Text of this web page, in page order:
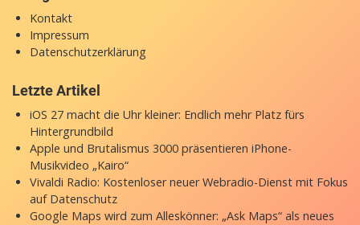
Kontakt
Impressum
Datenschutzerklärung
Letzte Artikel
iOS 27 macht die Uhr kleiner: Endlich mehr Platz fürs
Hintergrundbild
Apple und Brutalismus 3000 präsentieren iPhone-
Musikvideo „Kairo“
Vivaldi Radio: Kostenloser neuer Webradio-Dienst mit Fokus
auf Datenschutz
Google Maps wird zum Alleskönner: „Ask Maps“ als neues